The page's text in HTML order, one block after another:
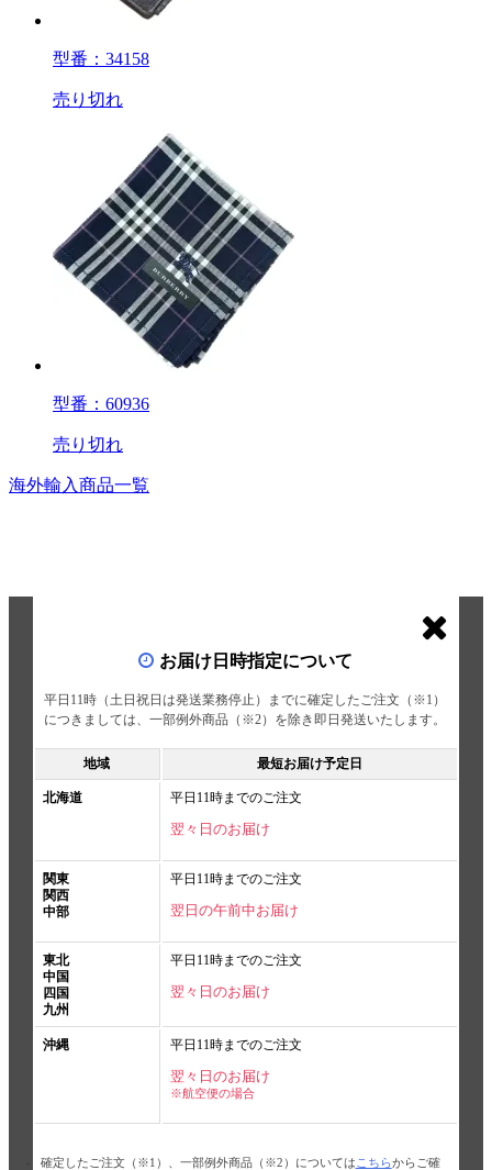
型番：34158
売り切れ
型番：60936
売り切れ
海外輸入商品一覧
お届け日時指定について
平日11時（土日祝日は発送業務停止）までに確定したご注文（※1）
につきましては、一部例外商品（※2）を除き即日発送いたします。
地域 最短お届け予定日
北海道 平日11時までのご注文
翌々日のお届け
関東
関西
中部
平日11時までのご注文
翌日の午前中お届け
東北
中国
四国
九州
平日11時までのご注文
翌々日のお届け
沖縄 平日11時までのご注文
翌々日のお届け
※航空便の場合
確定したご注文（※1）、一部例外商品（※2）については こちらからご確